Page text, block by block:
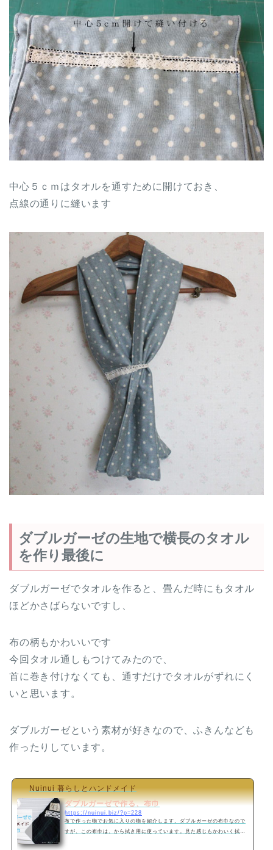
中心５ｃｍはタオルを通すために開けておき、
点線の通りに縫います
ダブルガーゼの生地で横長のタオル
を作り最後に
ダブルガーゼでタオルを作ると、畳んだ時にもタオル
ほどかさばらないですし、
布の柄もかわいいです
今回タオル通しもつけてみたので、
首に巻き付けなくても、通すだけでタオルがずれにく
いと思います。
ダブルガーゼという素材が好きなので、ふきんなども
作ったりしています。
Nuinui 暮らしとハンドメイド
ダブルガーゼで作る、布巾
https://nuinui.biz/?p=228
布で作った物でお気に入りの物を紹介します。ダブルガーゼの布巾なので
すが、この布巾は、から拭き用に使っています。見た感じもかわいく拭く